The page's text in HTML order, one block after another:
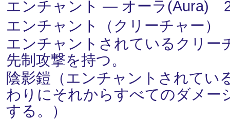
エンチャント ― オーラ(Aura)
エンチャント（クリーチャー）
エンチャントされているクリー
先制攻撃を持つ。
陰影鎧（エンチャントされてい
わりにそれからすべてのダメー
する。）